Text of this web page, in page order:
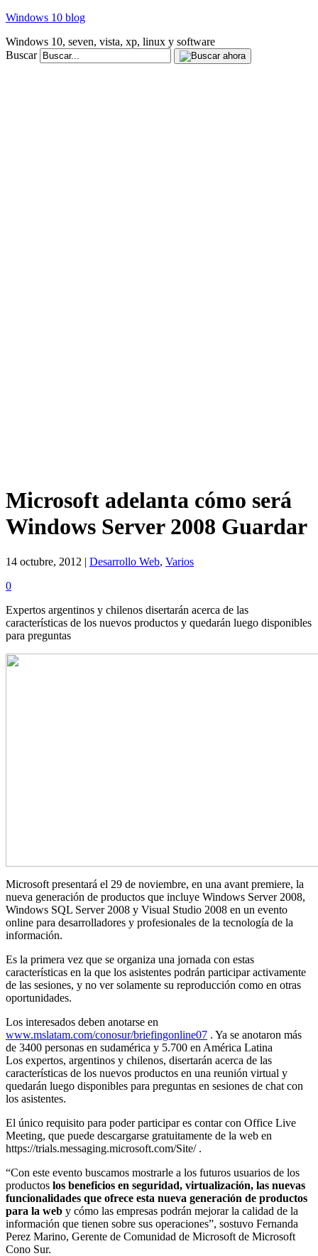
Windows 10 blog
Windows 10, seven, vista, xp, linux y software
Buscar
Microsoft adelanta cómo será
Windows Server 2008 Guardar
14 octubre, 2012 | Desarrollo Web, Varios
0
Expertos argentinos y chilenos disertarán acerca de las
características de los nuevos productos y quedarán luego disponibles
para preguntas
Microsoft presentará el 29 de noviembre, en una avant premiere, la
nueva generación de productos que incluye Windows Server 2008,
Windows SQL Server 2008 y Visual Studio 2008 en un evento
online para desarrolladores y profesionales de la tecnología de la
información.
Es la primera vez que se organiza una jornada con estas
características en la que los asistentes podrán participar activamente
de las sesiones, y no ver solamente su reproducción como en otras
oportunidades.
Los interesados deben anotarse en
www.mslatam.com/conosur/briefingonline07 . Ya se anotaron más
de 3400 personas en sudamérica y 5.700 en América Latina
Los expertos, argentinos y chilenos, disertarán acerca de las
características de los nuevos productos en una reunión virtual y
quedarán luego disponibles para preguntas en sesiones de chat con
los asistentes.
El único requisito para poder participar es contar con Office Live
Meeting, que puede descargarse gratuitamente de la web en
https://trials.messaging.microsoft.com/Site/ .
“Con este evento buscamos mostrarle a los futuros usuarios de los
productos los beneficios en seguridad, virtualización, las nuevas
funcionalidades que ofrece esta nueva generación de productos
para la web y cómo las empresas podrán mejorar la calidad de la
información que tienen sobre sus operaciones”, sostuvo Fernanda
Perez Marino, Gerente de Comunidad de Microsoft de Microsoft
Cono Sur.